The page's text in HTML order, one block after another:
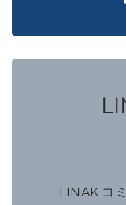
LINAK コ